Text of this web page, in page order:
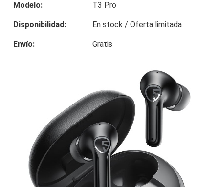
Modelo: T3 Pro
Disponibilidad: En stock / Oferta limitada
Envío: Gratis